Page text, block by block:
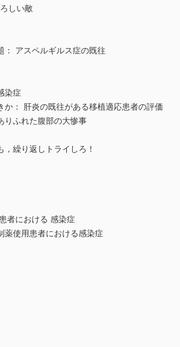
しい敵
： アスペルギルス症の既往
染症
か： 肝炎の既往がある移植適応患者の評価
りふれた腹部の大惨事
繰り返しトライしろ！
者における 感染症
薬使用患者における感染症